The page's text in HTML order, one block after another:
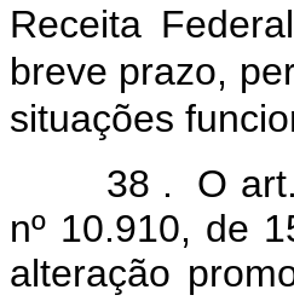
Receita
breve prazo,
situações
38 . O art.
nº 10.910, de
alteração